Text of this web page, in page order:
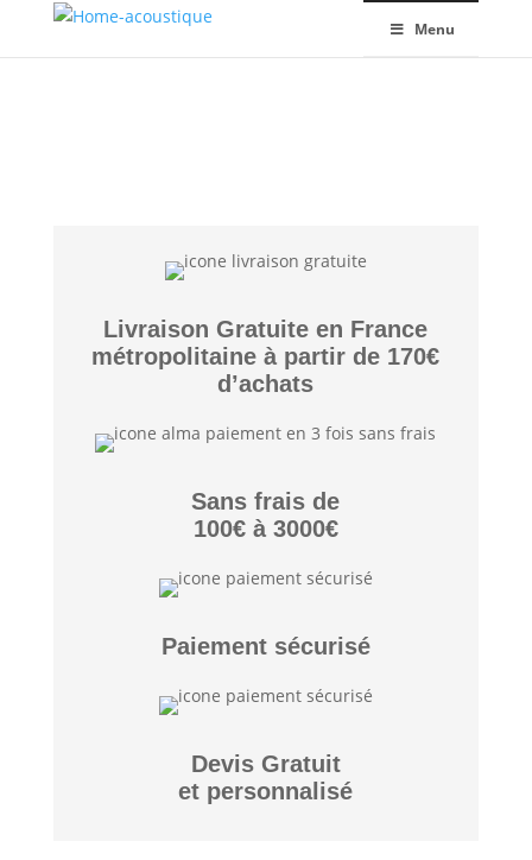
Menu
Livraison Gratuite en France
métropolitaine à partir de 170€
d’achats
Sans frais de
100€ à 3000€
Paiement sécurisé
Devis Gratuit
et personnalisé